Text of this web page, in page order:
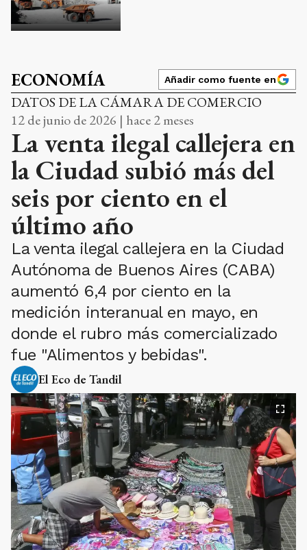
ECONOMÍA Añadir como fuente en
DATOS DE LA CÁMARA DE COMERCIO
12 de junio de 2026 | hace 2 meses
La venta ilegal callejera en
la Ciudad subió más del
seis por ciento en el
último año
La venta ilegal callejera en la Ciudad
Autónoma de Buenos Aires (CABA)
aumentó 6,4 por ciento en la
medición interanual en mayo, en
donde el rubro más comercializado
fue "Alimentos y bebidas".
El Eco de Tandil